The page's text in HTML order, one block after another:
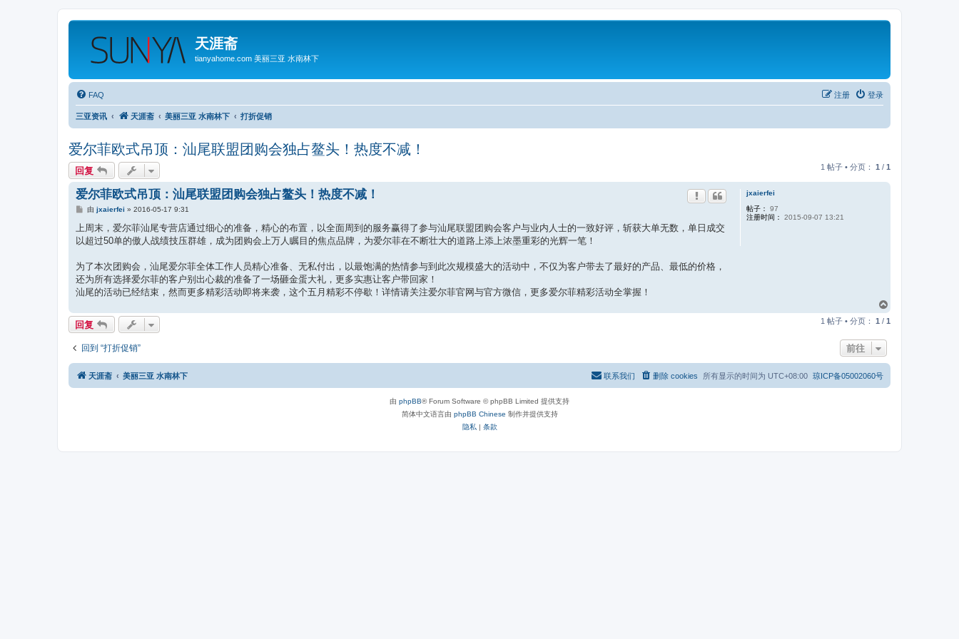
天涯斋
tianyahome.com 美丽三亚 水南林下
FAQ 登录
注册
三亚资讯 天涯斋 美丽三亚 水南林下 打折促销
爱尔菲欧式吊顶：汕尾联盟团购会独占鳌头！热度不减！
回复 1 帖子 • 分页： 1 / 1
jxaierfei
帖子：
97
注册时间：
2015-09-07 13:21
爱尔菲欧式吊顶：汕尾联盟团购会独占鳌头！热度不减！
帖
由 jxaierfei » 2016-05-17 9:31
上周末，爱尔菲汕尾专营店通过细心的准备，精心的布置，以全面周到的服务赢得了参与汕尾联盟团购会客户与业内人士的一致好评，斩获大单无数，单日成交
以超过50单的傲人战绩技压群雄，成为团购会上万人瞩目的焦点品牌，为爱尔菲在不断壮大的道路上添上浓墨重彩的光辉一笔！
为了本次团购会，汕尾爱尔菲全体工作人员精心准备、无私付出，以最饱满的热情参与到此次规模盛大的活动中，不仅为客户带去了最好的产品、最低的价格，
还为所有选择爱尔菲的客户别出心裁的准备了一场砸金蛋大礼，更多实惠让客户带回家！
汕尾的活动已经结束，然而更多精彩活动即将来袭，这个五月精彩不停歇！详情请关注爱尔菲官网与官方微信，更多爱尔菲精彩活动全掌握！
回复 1 帖子 • 分页： 1 / 1
回到 “打折促销” 前往
天涯斋 美丽三亚 水南林下 琼ICP备05002060号
所有显示的时间为 UTC+08:00
删除 cookies
联系我们
由 phpBB® Forum Software © phpBB Limited 提供支持
简体中文语言由 phpBB Chinese 制作并提供支持
隐私 | 条款